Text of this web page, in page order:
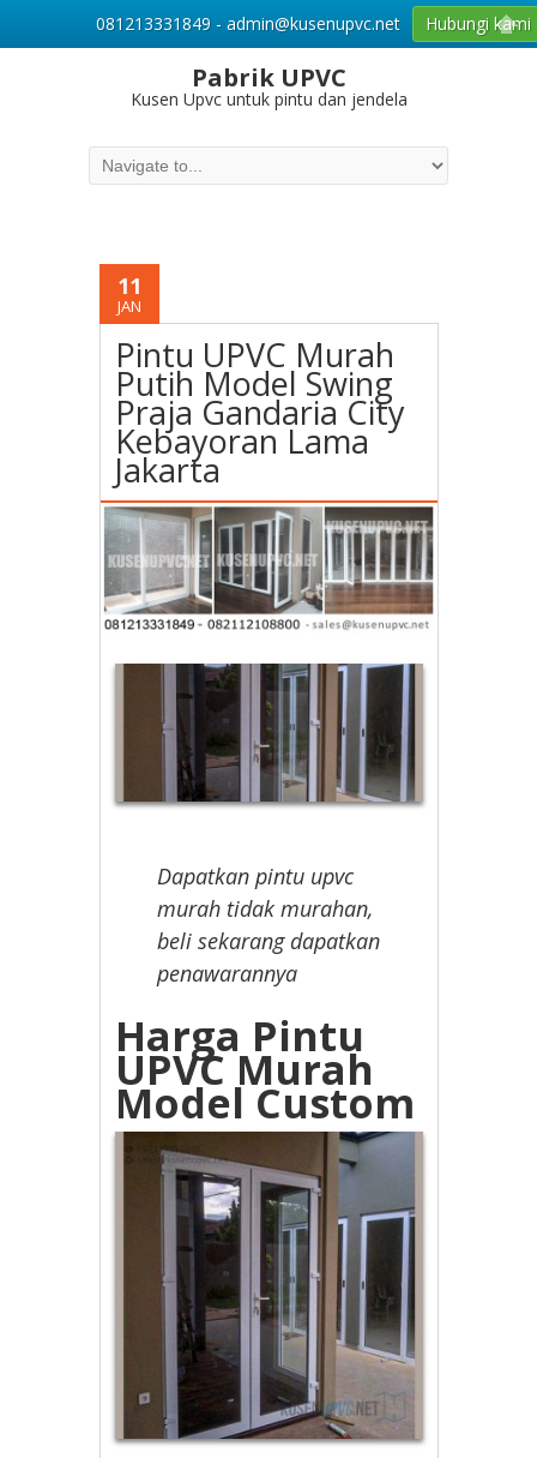
Pabrik UPVC
Kusen Upvc untuk pintu dan jendela
11
JAN
Pintu UPVC Murah
Putih Model Swing
Praja Gandaria City
Kebayoran Lama
Jakarta
Dapatkan pintu upvc
murah tidak murahan,
beli sekarang dapatkan
penawarannya
Harga Pintu
UPVC Murah
Model Custom
081213331849 - admin@kusenupvc.net Hubungi kami